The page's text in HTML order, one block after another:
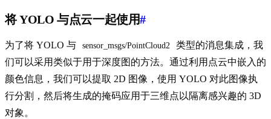
将 YOLO 与点云一起使用#
为了将 YOLO 与 sensor_msgs/PointCloud2
类型的消息集成，我
们可以采用类似于用于深度图的方法。通过利用点云中嵌入的
颜色信息，我们可以提取 2D 图像，使用 YOLO 对此图像执
行分割，然后将生成的掩码应用于三维点以隔离感兴趣的 3D
对象。